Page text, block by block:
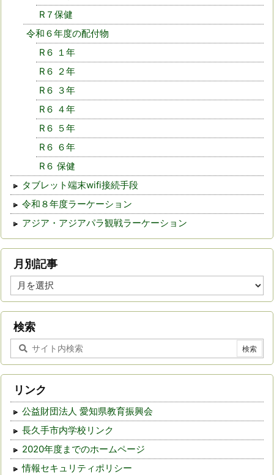
R７保健
令和６年度の配付物
R６ １年
R６ ２年
R６ ３年
R６ ４年
R６ ５年
R６ ６年
R６ 保健
タブレット端末wifi接続手段
令和８年度ラーケーション
アジア・アジアパラ観戦ラーケーション
月別記事
月
別
事
検索
リンク
公益財団法人 愛知県教育振興会
長久手市内学校リンク
2020年度までのホームページ
情報セキュリティポリシー